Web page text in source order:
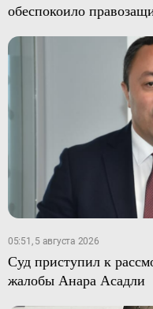
обеспокоило
05:51, 5 августа 2026
Суд приступил к
жалобы Анара Асадли